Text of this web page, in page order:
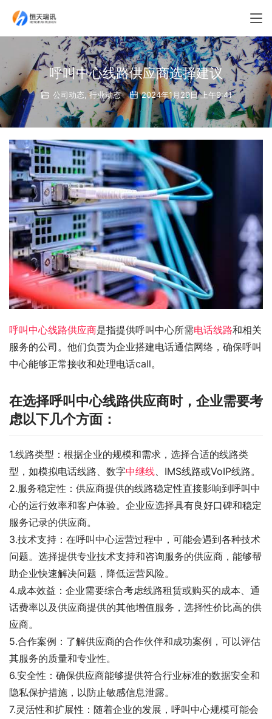
呼叫中心线路供应商选择建议
公司动态 ,行业动态 2024年1月29日 上午9:41
呼叫中心线路供应商是指提供呼叫中心所需电话线路和相关
服务的公司。他们负责为企业搭建电话通信网络，确保呼叫
中心能够正常接收和处理电话call。
在选择呼叫中心线路供应商时，企业需要考
虑以下几个方面：
1.线路类型：根据企业的规模和需求，选择合适的线路类
型，如模拟电话线路、数字中继线 、IMS线路或VoIP线路。
2.服务稳定性：供应商提供的线路稳定性直接影响到呼叫中
心的运行效率和客户体验。企业应选择具有良好口碑和稳定
服务记录的供应商。
3.技术支持：在呼叫中心运营过程中，可能会遇到各种技术
问题。选择提供专业技术支持和咨询服务的供应商，能够帮
助企业快速解决问题，降低运营风险。
4.成本效益：企业需要综合考虑线路租赁或购买的成本、通
话费率以及供应商提供的其他增值服务，选择性价比高的供
应商。
5.合作案例：了解供应商的合作伙伴和成功案例，可以评估
其服务的质量和专业性。
6.安全性：确保供应商能够提供符合行业标准的数据安全和
隐私保护措施，以防止敏感信息泄露。
7.灵活性和扩展性：随着企业的发展，呼叫中心规模可能会